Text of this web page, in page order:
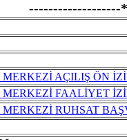
-------------------
AÇILIŞ ÖN
FAALİYET
RUHSAT